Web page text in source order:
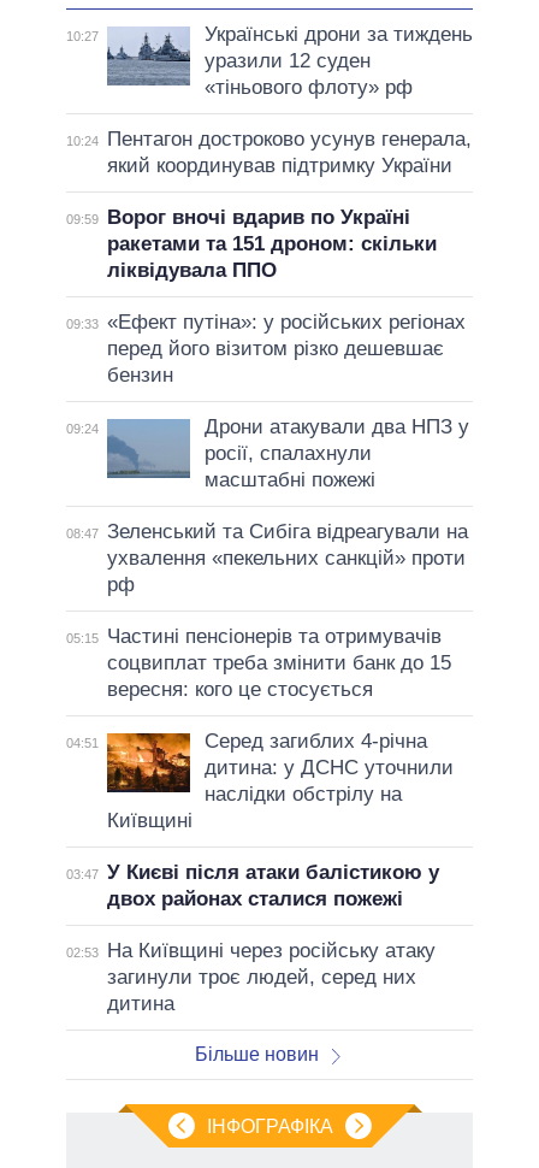
10:27
Українські дрони за тиждень
уразили 12 суден
«тіньового флоту» рф
10:24
Пентагон достроково усунув генерала,
який координував підтримку України
09:59
Ворог вночі вдарив по Україні
ракетами та 151 дроном: скільки
ліквідувала ППО
09:33 «Ефект путіна»: у російських регіонах
перед його візитом різко дешевшає
бензин
09:24
Дрони атакували два НПЗ у
росії, спалахнули
масштабні пожежі
08:47 Зеленський та Сибіга відреагували на
ухвалення «пекельних санкцій» проти
рф
05:15
Частині пенсіонерів та отримувачів
соцвиплат треба змінити банк до 15
вересня: кого це стосується
04:51
Серед загиблих 4-річна
дитина: у ДСНС уточнили
наслідки обстрілу на
Київщині
03:47 У Києві після атаки балістикою у
двох районах сталися пожежі
02:53
На Київщині через російську атаку
загинули троє людей, серед них
дитина
Більше новин
ІНФОГРАФІКА